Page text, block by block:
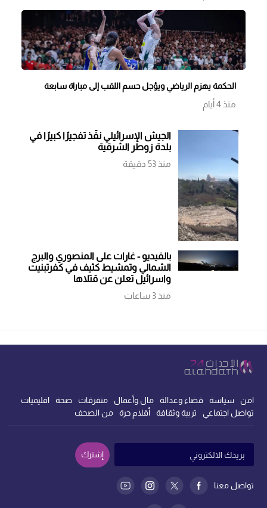
الحكمة يهزم الرياضي ويؤجل حسم اللقب إلى مباراة سابعة
منذ 4 أيام
الجيش الإسرائيلي نفّذ تفجيرًا كبيرًا في
بلدة زوطر الشرقية
منذ 53 دقيقة
بالفيديو - غارات على المنصوري والبرج
الشمالي وتمشيط كثيف في كفرتبنيت
واسرائيل تعلن عن قتلاها
منذ 3 ساعات
امن سياسة قضاء وعدالة مال وأعمال متفرقات صحة
اقليميات
تواصل اجتماعي
تربية وثقافة أقلام حرة من الصحف
تواصل معنا
إشترك